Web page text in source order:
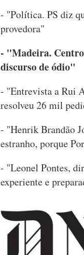
- "Política. PS diz
provedora"
- "Madeira.
discurso de ódio"
- "Entrevista a Rui
resolveu 26 mil
- "Henrik Brandão
estranho, porque
- "Leonel Pontes,
experiente e